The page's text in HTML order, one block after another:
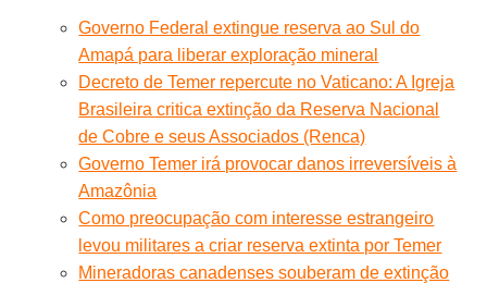
Governo Federal extingue reserva ao Sul do
Amapá para liberar exploração mineral
Decreto de Temer repercute no Vaticano: A Igreja
Brasileira critica extinção da Reserva Nacional
de Cobre e seus Associados (Renca)
Governo Temer irá provocar danos irreversíveis à
Amazônia
Como preocupação com interesse estrangeiro
levou militares a criar reserva extinta por Temer
Mineradoras canadenses souberam de extinção